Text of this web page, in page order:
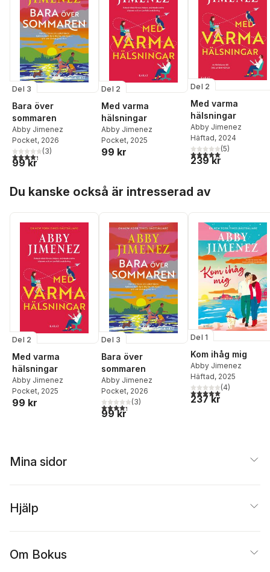
Del 3
Bara över
sommaren
Abby Jimenez
Pocket, 2026
4,3utav 5 stjärnor. Totalt antal röster:
(3)
99 kr
Del 2
Med varma
hälsningar
Abby Jimenez
Pocket, 2025
99 kr
Del 2
Med varma
hälsningar
Abby Jimenez
Häftad, 2024
5,0utav 5 stjärnor.
(5)
239 kr
Du kanske också är intresserad av
Del 2
Med varma
hälsningar
Abby Jimenez
Pocket, 2025
99 kr
Del 3
Bara över
sommaren
Abby Jimenez
Pocket, 2026
4,3utav 5 stjärnor. Totalt antal röster:
(3)
99 kr
Del 1
Kom ihåg mig
Abby Jimenez
Häftad, 2025
5,0utav 5 stjärnor.
(4)
237 kr
Mina sidor
Hjälp
Om Bokus